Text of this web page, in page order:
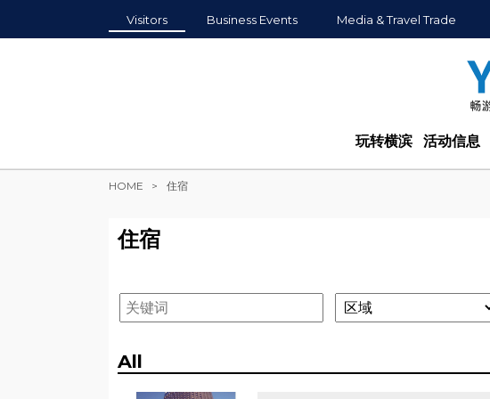
Visitors Business Events Media & Travel Trade
玩转横滨 活动信息
HOME 住宿
住宿
All